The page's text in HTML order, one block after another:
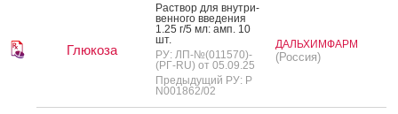
Глюкоза
Рас­твор для внут­ри­
вен­но­го вве­дения
1.25 г/5 мл: амп. 10
шт.
РУ: ЛП-№(011570)-
(РГ-RU) от 05.09.25
Предыдущий РУ: Р
N001862/02
ДАЛЬХИМФАРМ
(Россия)